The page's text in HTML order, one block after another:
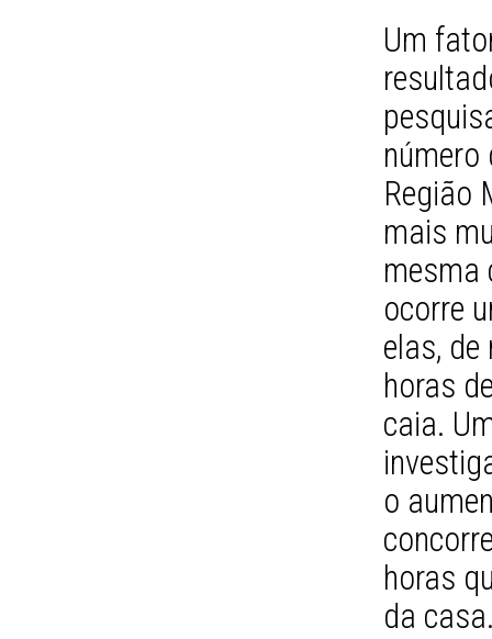
Um
número
Região
mais
mesma
ocorre
elas,
horas
caia.
o
horas
da